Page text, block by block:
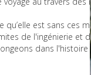
CG
qu’elle est sans
de l'ingénierie et
dans